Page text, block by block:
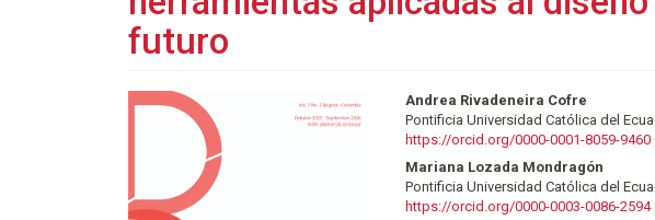
futuro
Barra
lateral
artículo
Contenido
principal
del
artículo
Andrea Rivadeneira Cofre
Pontificia Universidad Católica del
https://orcid.org/0000-0001-8059-9460
Mariana Lozada Mondragón
Pontificia Universidad Católica del
https://orcid.org/0000-0003-0086-2594